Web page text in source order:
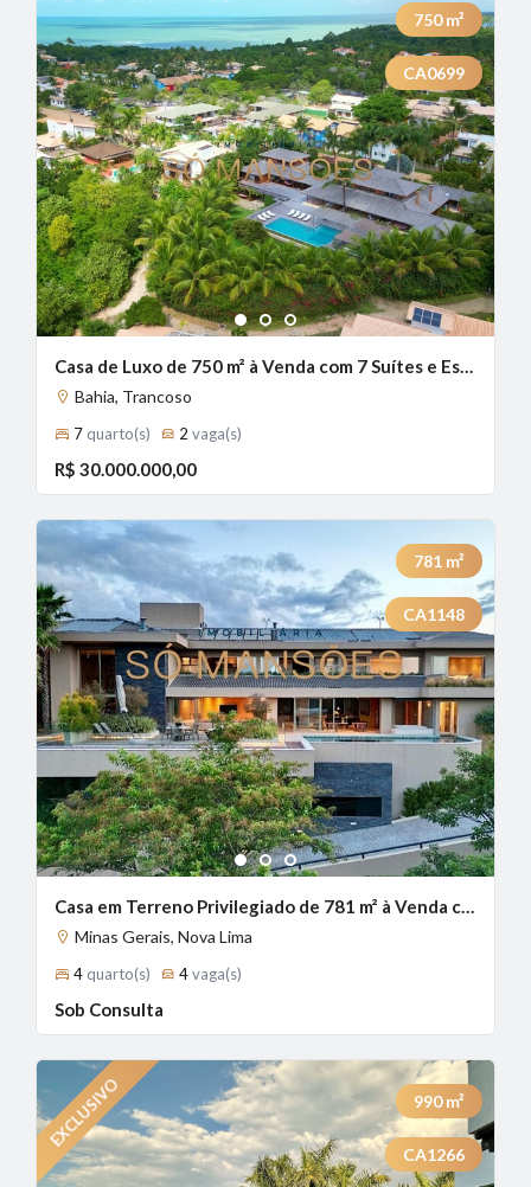
1 2 3
750m²
CA0699
Bahia, Trancoso
7 quarto(s) 2 vaga(s)
R$ 30.000.000,00
1 2 3
781 m²
CA1148
Casa em Terreno Privilegiado de 781 m² à Venda com 4 Suítes e Vista Panorâmica no Vale dos Cristais, Nova Lima - MG
Minas Gerais, Nova Lima
4 quarto(s) 4vaga(s)
Sob Consulta
990m²
CA1266